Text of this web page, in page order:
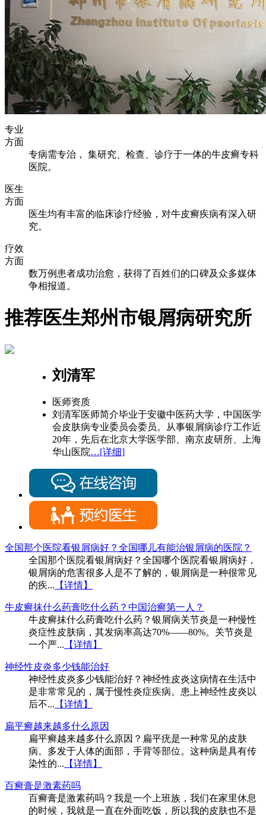
专业
方面
专病需专治， 集研究、检查、诊疗于一体的牛皮癣专科
医院。
医生
方面
医生均有丰富的临床诊疗经验，对牛皮癣疾病有深入研
究。
疗效
方面
数万例患者成功治愈，获得了百姓们的口碑及众多媒体
争相报道。
推荐医生郑州市银屑病研究所
刘清军
医师资质
刘清军医师简介毕业于安徽中医药大学，中国医学
会皮肤病专业委员会委员。从事银屑病诊疗工作近
20年，先后在北京大学医学部、南京皮研所、上海
华山医院…[详细]
全国那个医院看银屑病好？全国哪儿有能治银屑病的医院？
全国那个医院看银屑病好？全国哪个医院看银屑病好，
银屑病的危害很多人是不了解的，银屑病是一种很常见
的疾... 【详情】
牛皮癣抹什么药膏吃什么药？中国治癣第一人？
牛皮癣抹什么药膏吃什么药？银屑病关节炎是一种慢性
炎症性皮肤病，其发病率高达70%——80%。关节炎是
一个严... 【详情】
神经性皮炎多少钱能治好
神经性皮炎多少钱能治好？神经性皮炎这病情在生活中
是非常常见的，属于慢性炎症疾病。患上神经性皮炎以
后不... 【详情】
扁平癣越来越多什么原因
扁平癣越来越多什么原因？扁平疣是一种常见的皮肤
病。多发于人体的面部，手背等部位。这种病是具有传
染性的... 【详情】
百癣膏是激素药吗
百癣膏是激素药吗？我是一个上班族，我们在家里休息
的时候，我就是一直在外面吃饭，所以我的皮肤也不是